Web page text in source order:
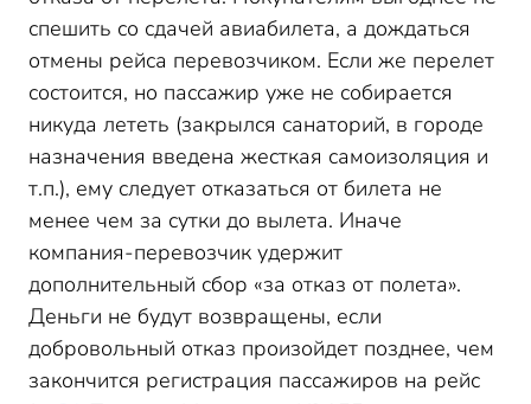
спешить со сдачей авиабилета, а дождаться
отмены рейса перевозчиком. Если же перелет
состоится, но пассажир уже не собирается
никуда лететь (закрылся санаторий, в городе
назначения введена жесткая самоизоляция и
т.п.), ему следует отказаться от билета не
менее чем за сутки до вылета. Иначе
компания-перевозчик удержит
дополнительный сбор «за отказ от полета».
Деньги не будут возвращены, если
добровольный отказ произойдет позднее, чем
закончится регистрация пассажиров на рейс